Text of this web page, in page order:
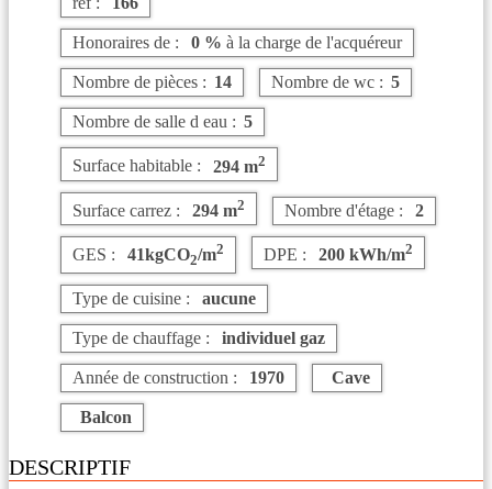
Honoraires de : 0 % à la charge de l'acquéreur
Nombre de pièces : 14 Nombre de wc : 5
Nombre de salle d eau : 5
Surface habitable : 294 m2
Surface carrez : 294 m2 Nombre d'étage : 2
GES : 41kgCO2/m2 DPE : 200 kWh/m2
Type de cuisine : aucune
Type de chauffage : individuel gaz
Année de construction : 1970 Cave
Balcon
DESCRIPTIF